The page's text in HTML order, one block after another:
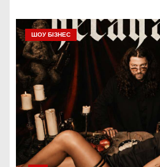
ШОУ БІЗНЕС